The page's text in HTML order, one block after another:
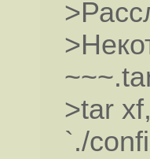
>tar
`./